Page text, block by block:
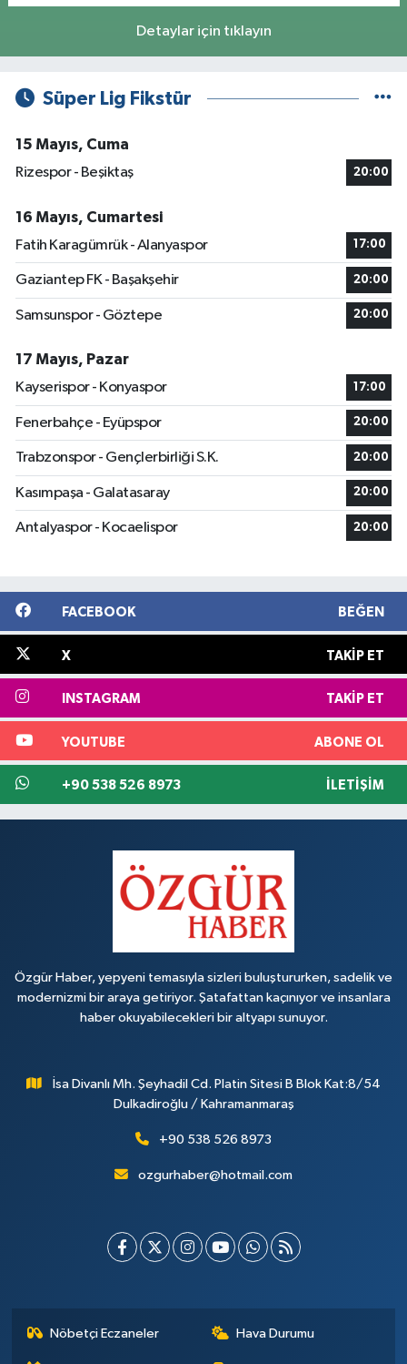
Detaylar için tıklayın
Süper Lig Fikstür
15 Mayıs, Cuma
Rizespor - Beşiktaş
20:00
16 Mayıs, Cumartesi
Fatih Karagümrük - Alanyaspor
17:00
Gaziantep FK - Başakşehir 20:00
Samsunspor - Göztepe 20:00
17 Mayıs, Pazar
Kayserispor - Konyaspor
17:00
Fenerbahçe - Eyüpspor 20:00
Trabzonspor - Gençlerbirliği S.K. 20:00
Kasımpaşa - Galatasaray 20:00
Antalyaspor - Kocaelispor 20:00
FACEBOOK BEĞEN
X TAKIP ET
INSTAGRAM TAKIP ET
YOUTUBE ABONE OL
+90 538 526 8973 İLETIŞIM
Özgür Haber, yepyeni temasıyla sizleri buluştururken, sadelik ve
modernizmi bir araya getiriyor. Şatafattan kaçınıyor ve insanlara
haber okuyabilecekleri bir altyapı sunuyor.
İsa Divanlı Mh. Şeyhadil Cd. Platin Sitesi B Blok Kat:8/54
Dulkadiroğlu / Kahramanmaraş
+90 538 526 8973
ozgurhaber@hotmail.com
Nöbetçi Eczaneler Hava Durumu